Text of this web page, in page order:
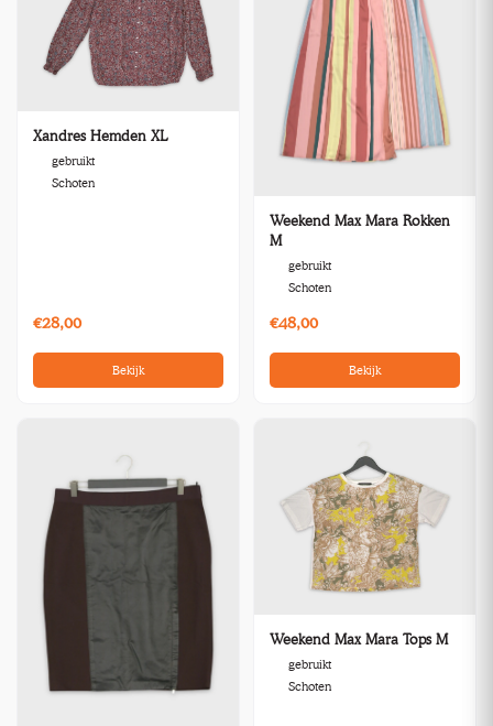
Xandres Hemden XL
gebruikt
Schoten
€28,00
Bekijk
Weekend Max Mara Rokken
M
gebruikt
Schoten
€48,00
Bekijk
Weekend Max Mara Tops M
gebruikt
Schoten